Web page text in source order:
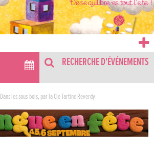
RECHERCHE D'ÉVÉNEMENTS
Dans les sous-bois, par la Cie Tartine Reverdy